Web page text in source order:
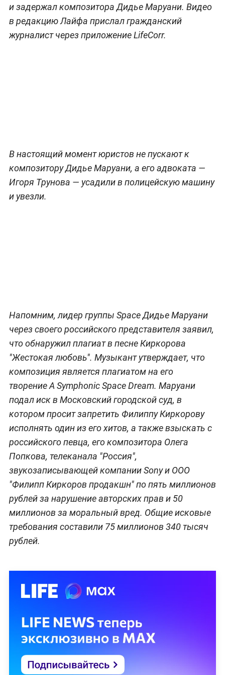
и задержал композитора Дидье Маруани. Видео
в редакцию Лайфа прислал гражданский
журналист через приложение LifeCorr.
В настоящий момент юристов не пускают к
композитору Дидье Маруани, а его адвоката —
Игоря Трунова — усадили в полицейскую машину
и увезли.
Напомним,лидер группы Space Дидье Маруани
через своего российского представителя заявил,
что обнаружил плагиат в песне Киркорова
"Жестокая любовь". Музыкант утверждает, что
композиция является плагиатом на его
творениеA Symphonic Space Dream. Маруани
подал иск в Московский городской суд, в
котором просит запретить Филиппу Киркорову
исполнять один из его хитов, а также взыскать с
российского певца, его композитора Олега
Попкова, телеканала "Россия",
звукозаписывающей компании Sony и ООО
"Филипп Киркоров продакшн" по пять миллионов
рублей за нарушение авторских прав и 50
миллионов за моральный вред. Общие исковые
требования составили 75 миллионов 340 тысяч
рублей.